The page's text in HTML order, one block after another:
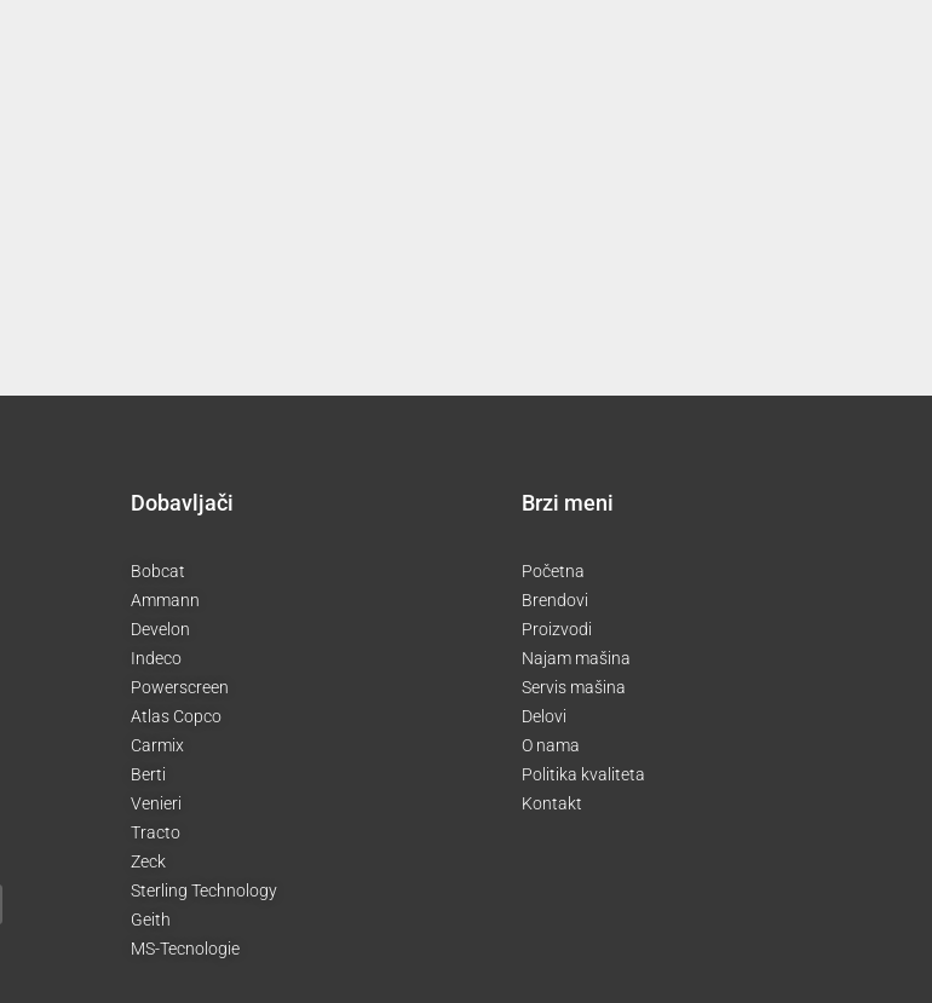
Dobavljači
Bobcat
Ammann
Develon
Indeco
Powerscreen
Atlas Copco
Carmix
Berti
Venieri
Tracto
Zeck
Sterling Technology
Geith
MS-Tecnologie
Brzi meni
Početna
Brendovi
Proizvodi
Najam mašina
Servis mašina
Delovi
O nama
Politika kvaliteta
Kontakt